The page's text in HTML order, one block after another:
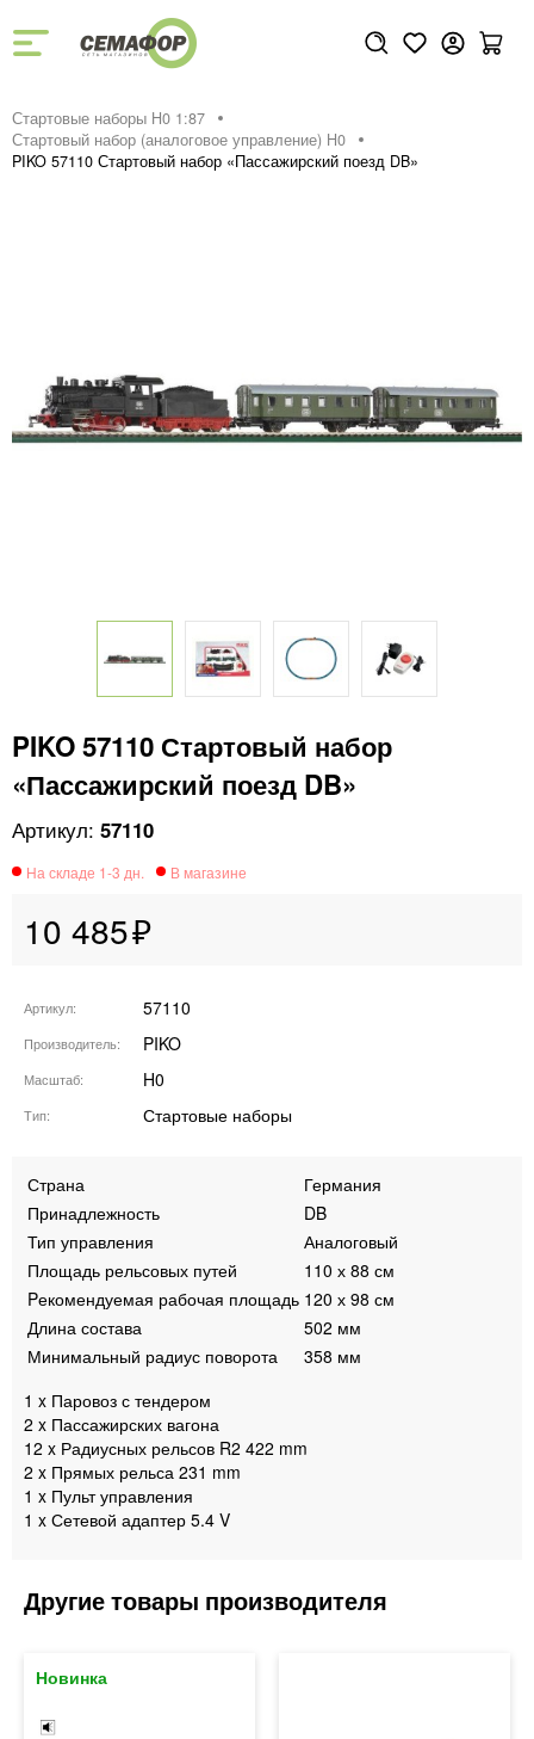
Стартовые наборы H0 1:87
Стартовый набор (аналоговое управление) H0
PIKO 57110 Стартовый набор «Пассажирский поезд DB»
PIKO 57110 Стартовый набор
«Пассажирский поезд DB»
57110
10 485
Артикул 57110
Производитель PIKO
Масштаб H0
Тип Стартовые наборы
Страна
Германия
Принадлежность
DB
Тип управления
Аналоговый
Площадь рельсовых путей
110 х 88 см
Pекомендуемая рабочая площадь 120 х 98 см
Длина состава
502 мм
Минимальный радиус поворота
358 мм
1 x Паровоз с тендером
2 x Пассажирских вагона
12 x Радиусных рельсов R2 422 mm
2 x Прямых рельса 231 mm
1 x Пульт управления
1 x Сетевой адаптер 5.4 V